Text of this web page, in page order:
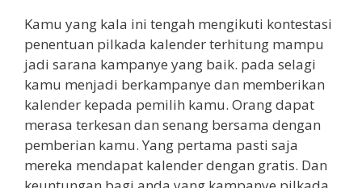
Kamu yang kala ini tengah mengikuti kontestasi
penentuan pilkada kalender terhitung mampu
jadi sarana kampanye yang baik. pada selagi
kamu menjadi berkampanye dan memberikan
kalender kepada pemilih kamu. Orang dapat
merasa terkesan dan senang bersama dengan
pemberian kamu. Yang pertama pasti saja
mereka mendapat kalender dengan gratis. Dan